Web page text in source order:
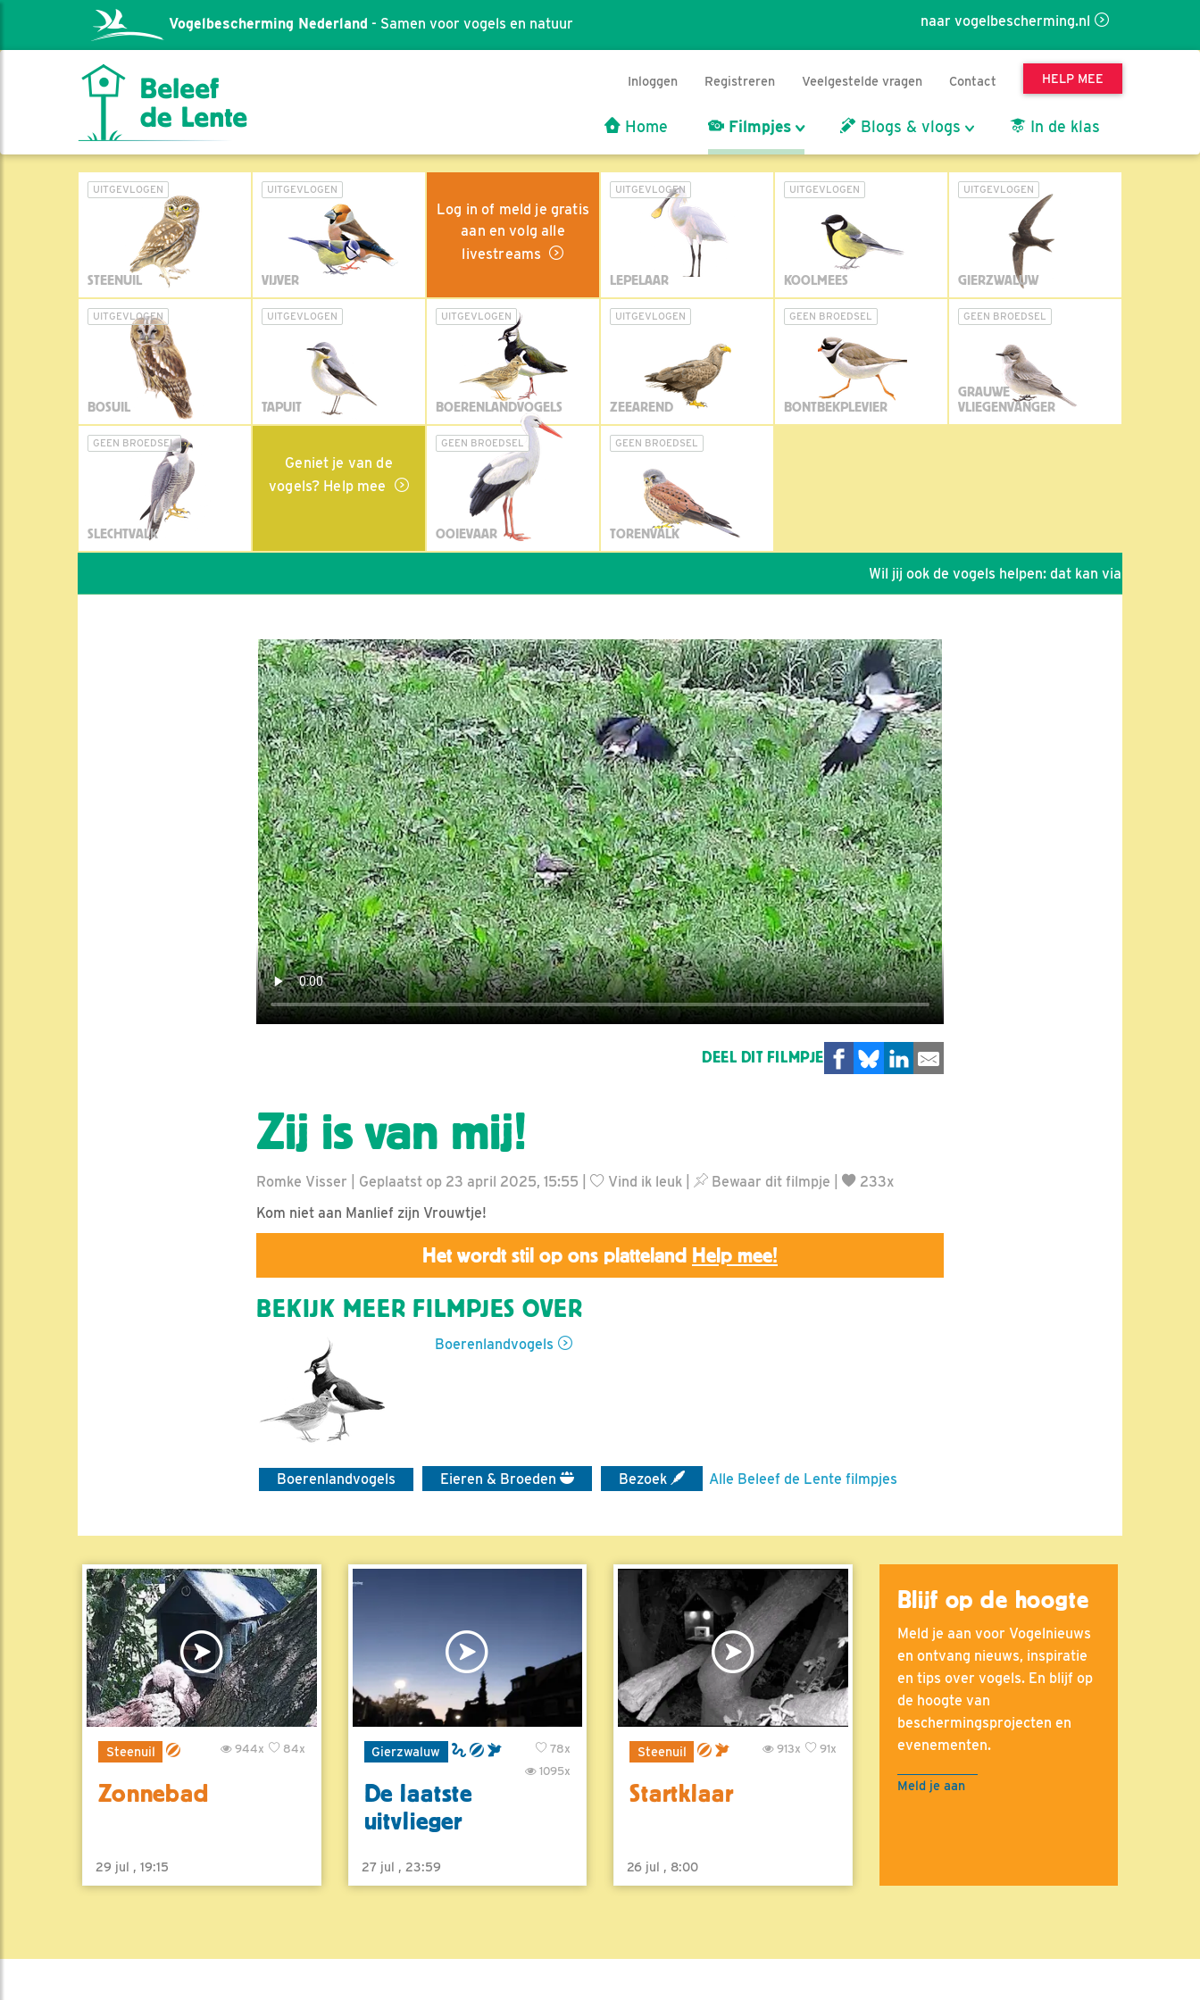
naar vogelbescherming.nl
Vogelbescherming Nederland - Samen voor vogels en natuur
Inloggen Registreren Veelgestelde vragen Contact HELP MEE
Home Filmpjes Blogs & vlogs In de klas
UITGEVLOGEN
STEENUIL
UITGEVLOGEN
VIJVER
Log in of meld je gratis
aan en volg alle
livestreams
UITGEVLOGEN
LEPELAAR
UITGEVLOGEN
KOOLMEES
UITGEVLOGEN
GIERZWALUW
UITGEVLOGEN
BOSUIL
UITGEVLOGEN
TAPUIT
UITGEVLOGEN
BOERENLANDVOGELS
UITGEVLOGEN
ZEEAREND
GEEN BROEDSEL
BONTBEKPLEVIER
GEEN BROEDSEL
GRAUWE
VLIEGENVANGER
GEEN BROEDSEL
SLECHTVALK
Geniet je van de
vogels? Help mee
GEEN BROEDSEL
OOIEVAAR
GEEN BROEDSEL
TORENVALK
Wil jij ook de vogels helpen: dat kan via de link!
DEEL DIT FILMPJE
Zij is van mij!
Romke Visser | Geplaatst op 23 april 2025, 15:55 | Vind ik leuk Bewaar dit filmpje
233x
Kom niet aan Manlief zijn Vrouwtje!
Het wordt stil op ons platteland Help mee!
BEKIJK MEER FILMPJES OVER
Boerenlandvogels
Boerenlandvogels Eieren & Broeden Bezoek Alle Beleef de Lente filmpjes
Steenuil 84x
944x
Zonnebad
29 jul , 19:15
Gierzwaluw
78x
1095x
De laatste
uitvlieger
27 jul , 23:59
Steenuil 91x
913x
Startklaar
26 jul , 8:00
Blijf op de hoogte
Meld je aan voor Vogelnieuws
en ontvang nieuws, inspiratie
en tips over vogels. En blijf op
de hoogte van
beschermingsprojecten en
evenementen.
Meld je aan